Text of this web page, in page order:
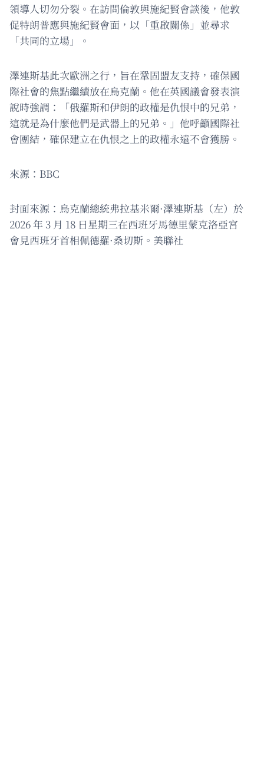
領導人切勿分裂。在訪問倫敦與施紀賢會談後，他敦
促特朗普應與施紀賢會面，以「重啟關係」並尋求
「共同的立場」。
澤連斯基此次歐洲之行，旨在鞏固盟友支持，確保國
際社會的焦點繼續放在烏克蘭。他在英國議會發表演
說時強調：「俄羅斯和伊朗的政權是仇恨中的兄弟，
這就是為什麼他們是武器上的兄弟。」他呼籲國際社
會團結，確保建立在仇恨之上的政權永遠不會獲勝。
來源：BBC
封面來源：烏克蘭總統弗拉基米爾·澤連斯基（左）於
2026 年 3 月 18 日星期三在西班牙馬德里蒙克洛亞宮
會見西班牙首相佩德羅·桑切斯。美聯社